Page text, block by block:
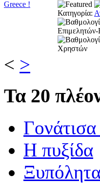
Κατηγορία:
< >
Τα 20
Η πυξίδα